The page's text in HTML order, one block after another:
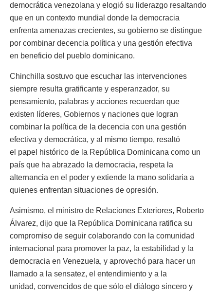
democrática venezolana y elogió su liderazgo resaltando
que en un contexto mundial donde la democracia
enfrenta amenazas crecientes, su gobierno se distingue
por combinar decencia política y una gestión efectiva
en beneficio del pueblo dominicano.
Chinchilla sostuvo que escuchar las intervenciones
siempre resulta gratificante y esperanzador, su
pensamiento, palabras y acciones recuerdan que
existen líderes, Gobiernos y naciones que logran
combinar la política de la decencia con una gestión
efectiva y democrática, y al mismo tiempo, resaltó
el papel histórico de la República Dominicana como un
país que ha abrazado la democracia, respeta la
alternancia en el poder y extiende la mano solidaria a
quienes enfrentan situaciones de opresión.
Asimismo, el ministro de Relaciones Exteriores, Roberto
Álvarez, dijo que la República Dominicana ratifica su
compromiso de seguir colaborando con la comunidad
internacional para promover la paz, la estabilidad y la
democracia en Venezuela, y aprovechó para hacer un
llamado a la sensatez, el entendimiento y a la
unidad, convencidos de que sólo el diálogo sincero y